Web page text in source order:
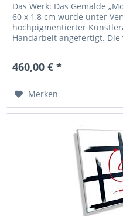
Das Werk: Das Gemälde
60 x 1,8 cm wurde unter
hochpigmentierter
Handarbeit angefertigt.
460,00 € *
Merken